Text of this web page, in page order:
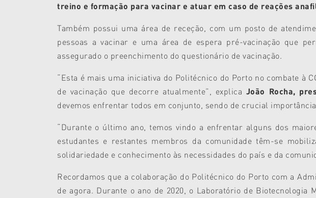
treino e formação para vacinar e atuar em caso de reações
Também possui uma área de receção, com um posto de
pessoas a vacinar e uma área de espera pré-vacinação que
assegurado o preenchimento do questionário de vacinação.
“Esta é mais uma iniciativa do Politécnico do Porto no combate à
de vacinação que decorre atualmente”, explica João Rocha,
devemos enfrentar todos em conjunto, sendo de crucial
“Durante o último ano, temos vindo a enfrentar alguns dos
estudantes e restantes membros da comunidade têm-se
solidariedade e conhecimento às necessidades do país e da
Recordamos que a colaboração do Politécnico do Porto com a
de agora. Durante o ano de 2020, o Laboratório de